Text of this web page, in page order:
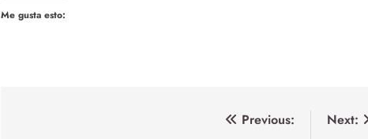
Me gusta esto:
Previous:
Next: